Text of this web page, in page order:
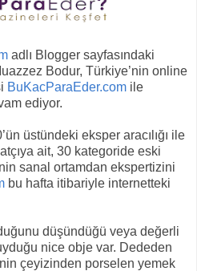
adlı Blogger sayfasındaki
Bodur, Türkiye’nin online
BuKacParaEder.com ile
ediyor.
üstündeki eksper aracılığı ile
ait, 30 kategoride eski
sanal ortamdan ekspertizini
bu hafta itibariyle internetteki
düşündüğü veya değerli
nice obje var. Dededen
çeyizinden porselen yemek